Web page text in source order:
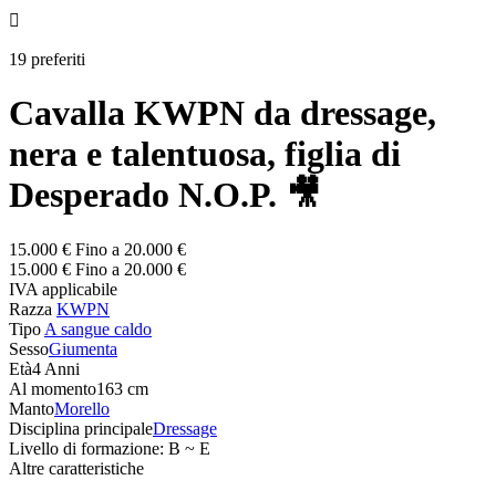

19 preferiti
Cavalla KWPN da dressage,
nera e talentuosa, figlia di
Desperado N.O.P. 🎥
15.000 € Fino a 20.000 €
15.000 € Fino a 20.000 €
IVA applicabile
Razza KWPN
Tipo A sangue caldo
SessoGiumenta
Età4 Anni
Al momento163 cm
MantoMorello
Disciplina principaleDressage
Livello di formazione: B ~ E
Altre caratteristiche